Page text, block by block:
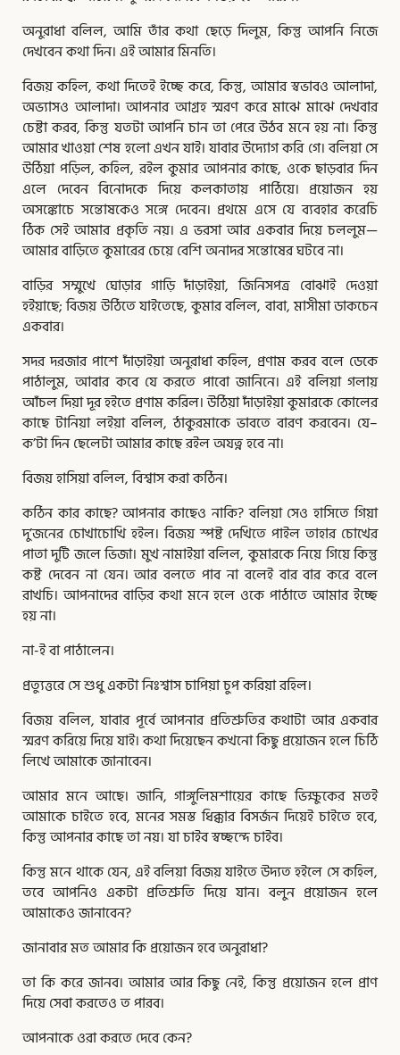
অনুরাধা বলিল, আমি তাঁর কথা ছেড়ে দিলুম, কিন্তু আপনি নিজে
দেখবেন কথা দিন। এই আমার মিনতি।
বিজয় কহিল, কথা দিতেই ইচ্ছে করে, কিন্তু, আমার স্বভাবও আলাদা,
অভ্যাসও আলাদা। আপনার আগ্রহ স্মরণ করে মাঝে মাঝে দেখবার
চেষ্টা করব, কিন্তু যতটা আপনি চান তা পেরে উঠব মনে হয় না। কিন্তু
আমার খাওয়া শেষ হলো এখন যাই। যাবার উদ্যোগ করি গে। বলিয়া সে
উঠিয়া পড়িল, কহিল, রইল কুমার আপনার কাছে, ওকে ছাড়বার দিন
এলে দেবেন বিনোদকে দিয়ে কলকাতায় পাঠিয়ে। প্রয়োজন হয়
অসঙ্কোচে সন্তোষকেও সঙ্গে দেবেন। প্রথমে এসে যে ব্যবহার করেচি
ঠিক সেই আমার প্রকৃতি নয়। এ ভরসা আর একবার দিয়ে চললুম—
আমার বাড়িতে কুমারের চেয়ে বেশি অনাদর সন্তোষের ঘটবে না।
বাড়ির সম্মুখে ঘোড়ার গাড়ি দাঁড়াইয়া, জিনিসপত্র বোঝাই দেওয়া
হইয়াছে; বিজয় উঠিতে যাইতেছে, কুমার বলিল, বাবা, মাসীমা ডাকচেন
একবার।
সদর দরজার পাশে দাঁড়াইয়া অনুরাধা কহিল, প্রণাম করব বলে ডেকে
পাঠালুম, আবার কবে যে করতে পাবো জানিনে। এই বলিয়া গলায়
আঁচল দিয়া দূর হইতে প্রণাম করিল। উঠিয়া দাঁড়াইয়া কুমারকে কোলের
কাছে টানিয়া লইয়া বলিল, ঠাকুরমাকে ভাবতে বারণ করবেন। যে–
ক’টা দিন ছেলেটা আমার কাছে রইল অযত্ন হবে না।
বিজয় হাসিয়া বলিল, বিশ্বাস করা কঠিন।
কঠিন কার কাছে? আপনার কাছেও নাকি? বলিয়া সেও হাসিতে গিয়া
দু’জনের চোখাচোখি হইল। বিজয় স্পষ্ট দেখিতে পাইল তাহার চোখের
পাতা দুটি জলে ভিজা। মুখ নামাইয়া বলিল, কুমারকে নিয়ে গিয়ে কিন্তু
কষ্ট দেবেন না যেন। আর বলতে পাব না বলেই বার বার করে বলে
রাখচি। আপনাদের বাড়ির কথা মনে হলে ওকে পাঠাতে আমার ইচ্ছে
হয় না।
না-ই বা পাঠালেন।
প্রত্যুত্তরে সে শুধু একটা নিঃশ্বাস চাপিয়া চুপ করিয়া রহিল।
বিজয় বলিল, যাবার পূর্বে আপনার প্রতিশ্রুতির কথাটা আর একবার
স্মরণ করিয়ে দিয়ে যাই। কথা দিয়েছেন কখনো কিছু প্রয়োজন হলে চিঠি
লিখে আমাকে জানাবেন।
আমার মনে আছে। জানি, গাঙ্গুলিমশায়ের কাছে ভিক্ষুকের মতই
আমাকে চাইতে হবে, মনের সমস্ত ধিক্কার বিসর্জন দিয়েই চাইতে হবে,
কিন্তু আপনার কাছে তা নয়। যা চাইব স্বচ্ছন্দে চাইব।
কিন্তু মনে থাকে যেন, এই বলিয়া বিজয় যাইতে উদ্যত হইলে সে কহিল,
তবে আপনিও একটা প্রতিশ্রুতি দিয়ে যান। বলুন প্রয়োজন হলে
আমাকেও জানাবেন?
জানাবার মত আমার কি প্রয়োজন হবে অনুরাধা?
তা কি করে জানব। আমার আর কিছু নেই, কিন্তু প্রয়োজন হলে প্রাণ
দিয়ে সেবা করতেও ত পারব।
আপনাকে ওরা করতে দেবে কেন?